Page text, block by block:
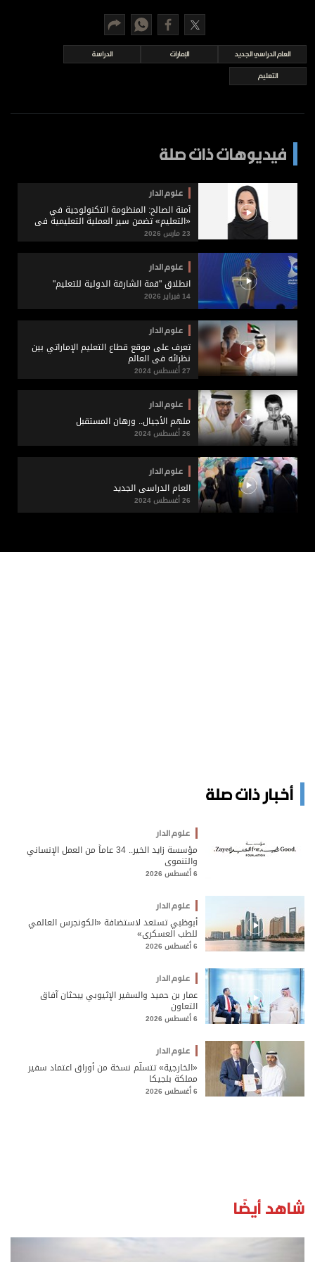
مواقيت الصلاة
الأحوال الجوية
العام الدراسي الجديد الإمارات الدراسة
التعليم
فيديوهات ذات صلة
علوم الدار
آمنة الصالح: المنظومة التكنولوجية في
«التعليم» تضمن سير العملية التعليمية في
كافة الظروف
23 مارس 2026
علوم الدار
انطلاق "قمة الشارقة الدولية للتعليم"
14 فبراير 2026
علوم الدار
تعرف على موقع قطاع التعليم الإماراتي بين
نظرائه في العالم
27 أغسطس 2024
علوم الدار
ملهم الأجيال.. ورهان المستقبل
26 أغسطس 2024
علوم الدار
العام الدراسي الجديد
26 أغسطس 2024
أخبار ذات صلة
علوم الدار
مؤسسة زايد الخير.. 34 عاماً من العمل الإنساني
والتنموي
6 أغسطس 2026
علوم الدار
أبوظبي تستعد لاستضافة «الكونجرس العالمي
للطب العسكري»
6 أغسطس 2026
علوم الدار
عمار بن حميد والسفير الإثيوبي يبحثان آفاق
التعاون
6 أغسطس 2026
علوم الدار
«الخارجية» تتسلّم نسخة من أوراق اعتماد سفير
مملكة بلجيكا
6 أغسطس 2026
شاهد أيضًا